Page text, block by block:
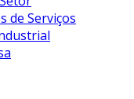
de Serviços